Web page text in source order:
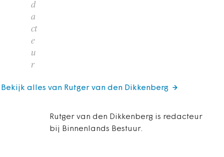
d
a
ct
e
u
r
Rutger van den Dikkenberg is redacteur
bij Binnenlands Bestuur.
Bekijk alles van Rutger van den Dikkenberg